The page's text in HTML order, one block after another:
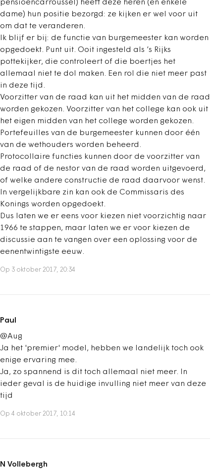
pensioencarroussel) heeft deze heren (en enkele
dame) hun positie bezorgd: ze kijken er wel voor uit
om dat te veranderen.
Ik blijf er bij: de functie van burgemeester kan worden
opgedoekt. Punt uit. Ooit ingesteld als ’s Rijks
pottekijker, die controleert of die boertjes het
allemaal niet te dol maken. Een rol die niet meer past
in deze tijd.
Voorzitter van de raad kan uit het midden van de raad
worden gekozen. Voorzitter van het college kan ook uit
het eigen midden van het college worden gekozen.
Portefeuilles van de burgemeester kunnen door één
van de wethouders worden beheerd.
Protocollaire functies kunnen door de voorzitter van
de raad of de nestor van de raad worden uitgevoerd,
of welke andere constructie de raad daarvoor wenst.
In vergelijkbare zin kan ook de Commissaris des
Konings worden opgedoekt.
Dus laten we er eens voor kiezen niet voorzichtig naar
1966 te stappen, maar laten we er voor kiezen de
discussie aan te vangen over een oplossing voor de
eenentwintigste eeuw.
Op 3 oktober 2017, 20:34
Paul
@Aug
Ja het 'premier' model, hebben we landelijk toch ook
enige ervaring mee.
Ja, zo spannend is dit toch allemaal niet meer. In
ieder geval is de huidige invulling niet meer van deze
tijd
Op 4 oktober 2017, 10:14
N Vollebergh